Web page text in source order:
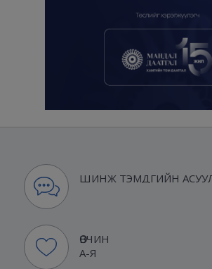
ШИНЖ ТЭМДГИЙН
ӨВЧИН
А-Я